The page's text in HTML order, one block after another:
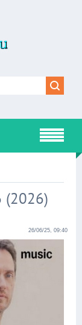
(2026)
26/06/25, 09:40